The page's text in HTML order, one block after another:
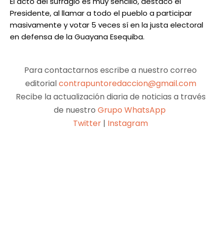
Presidente, al llamar a todo el pueblo a participar
masivamente y votar 5 veces sí en la justa electoral
en defensa de la Guayana Esequiba.
Para contactarnos escribe a nuestro correo
editorialcontrapuntoredaccion@gmail.com
Recibe la actualización diaria de noticias a través
de nuestro Grupo WhatsApp
Twitter | Instagram